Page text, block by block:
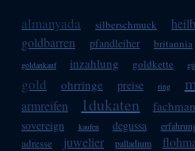
almanyada silberschmuck
goldbarren pfandleiher britannia
goldankauf inzahlung goldkette
gold ohrringe preise ring
armreifen 1dukaten
sovereign kaufen degussa
adresse juwelier palladium